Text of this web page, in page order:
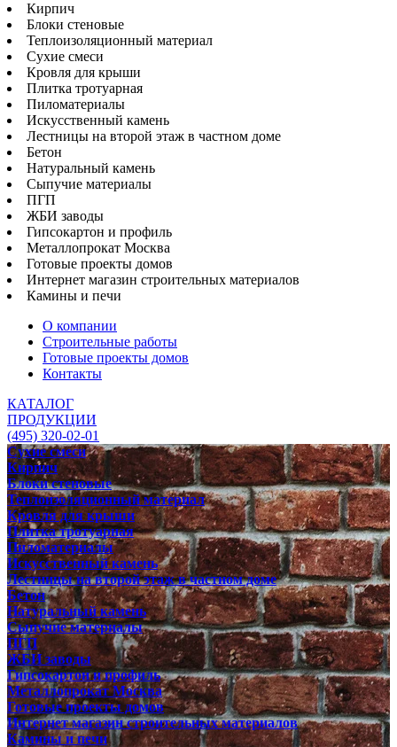
Кирпич
Блоки стеновые
Теплоизоляционный материал
Сухие смеси
Кровля для крыши
Плитка тротуарная
Пиломатериалы
Искусственный камень
Лестницы на второй этаж в частном доме
Бетон
Натуральный камень
Сыпучие материалы
ПГП
ЖБИ заводы
Гипсокартон и профиль
Металлопрокат Москва
Готовые проекты домов
Интернет магазин строительных материалов
Камины и печи
О компании
Строительные работы
Готовые проекты домов
Контакты
КАТАЛОГ
ПРОДУКЦИИ
(495) 320-02-01
Сухие смеси
Кирпич
Блоки стеновые
Теплоизоляционный материал
Кровля для крыши
Плитка тротуарная
Пиломатериалы
Искусственный камень
Лестницы на второй этаж в частном доме
Бетон
Натуральный камень
Сыпучие материалы
ПГП
ЖБИ заводы
Гипсокартон и профиль
Металлопрокат Москва
Готовые проекты домов
Интернет магазин строительных материалов
Камины и печи